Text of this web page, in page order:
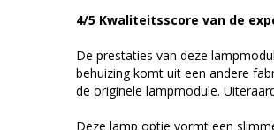
4/5 Kwaliteitsscore van de
De prestaties van deze
behuizing komt uit een andere
de originele lampmodule.
Deze lamp optie vormt een